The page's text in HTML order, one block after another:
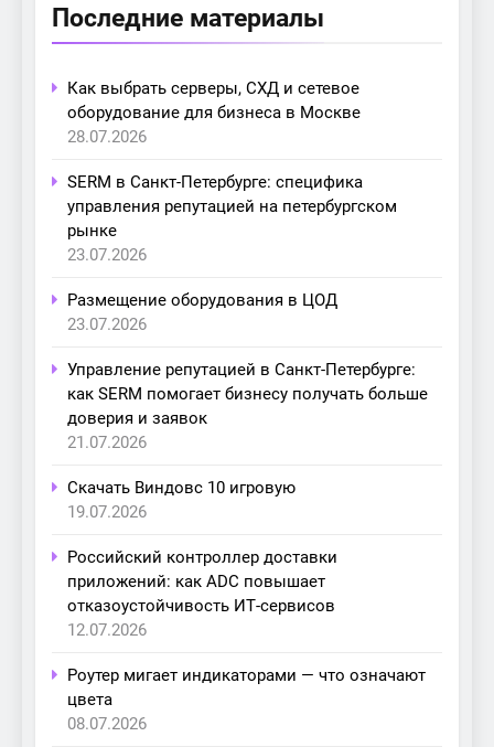
Последние материалы
Как выбрать серверы, СХД и сетевое
оборудование для бизнеса в Москве
28.07.2026
SERM в Санкт-Петербурге: специфика
управления репутацией на петербургском
рынке
23.07.2026
Размещение оборудования в ЦОД
23.07.2026
Управление репутацией в Санкт-Петербурге:
как SERM помогает бизнесу получать больше
доверия и заявок
21.07.2026
Скачать Виндовс 10 игровую
19.07.2026
Российский контроллер доставки
приложений: как ADC повышает
отказоустойчивость ИТ-сервисов
12.07.2026
Роутер мигает индикаторами — что означают
цвета
08.07.2026